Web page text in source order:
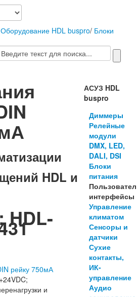
Оборудование HDL buspro/ Блоки
HDL и
HDL-
и
АСУЗ HDL
buspro
Диммеры
Релейные
модули
DMX, LED,
DALI, DSI
Блоки
питания
интерфейсы
Управление
климатом
Сенсоры и
датчики
Сухие
контакты,
ИК-
управление
Аудио